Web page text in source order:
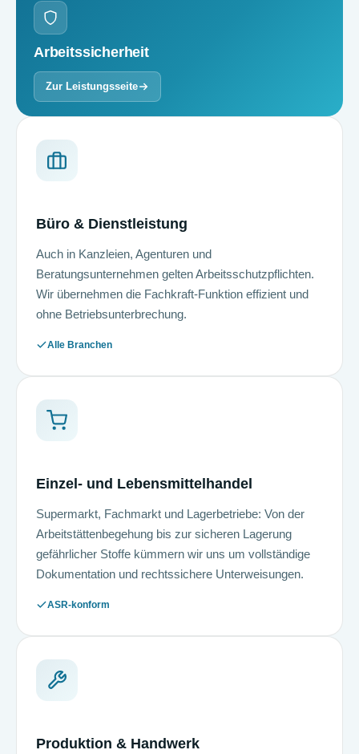
Ar­beits­si­cher­heit
Zur Leistungsseite
Büro & Dienstleistung
Auch in Kanzleien, Agenturen und
Beratungsunternehmen gelten Ar­beits­schutz­pflichten.
Wir übernehmen die Fachkraft-Funktion effizient und
ohne Betriebsunterbrechung.
Alle Branchen
Einzel- und Lebensmittelhandel
Supermarkt, Fachmarkt und Lagerbetriebe: Von der
Arbeitstättenbegehung bis zur sicheren Lagerung
gefährlicher Stoffe kümmern wir uns um vollständige
Dokumentation und rechtssichere Unterweisungen.
ASR-konform
Produktion & Handwerk